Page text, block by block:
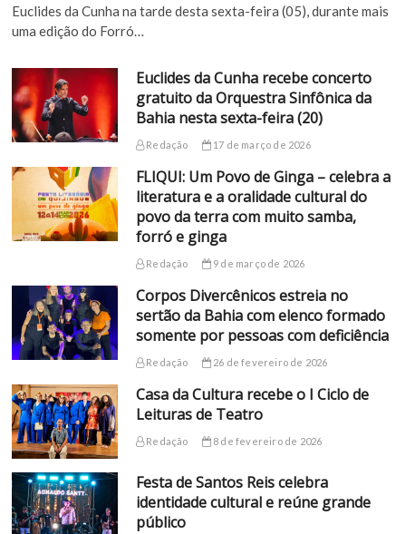
Euclides da Cunha na tarde desta sexta-feira (05), durante mais
uma edição do Forró…
Euclides da Cunha recebe concerto
gratuito da Orquestra Sinfônica da
Bahia nesta sexta-feira (20)
Redação 17 de março de 2026
FLIQUI: Um Povo de Ginga – celebra a
literatura e a oralidade cultural do
povo da terra com muito samba,
forró e ginga
Redação 9 de março de 2026
Corpos Divercênicos estreia no
sertão da Bahia com elenco formado
somente por pessoas com deficiência
Redação 26 de fevereiro de 2026
Casa da Cultura recebe o I Ciclo de
Leituras de Teatro
Redação 8 de fevereiro de 2026
Festa de Santos Reis celebra
identidade cultural e reúne grande
público